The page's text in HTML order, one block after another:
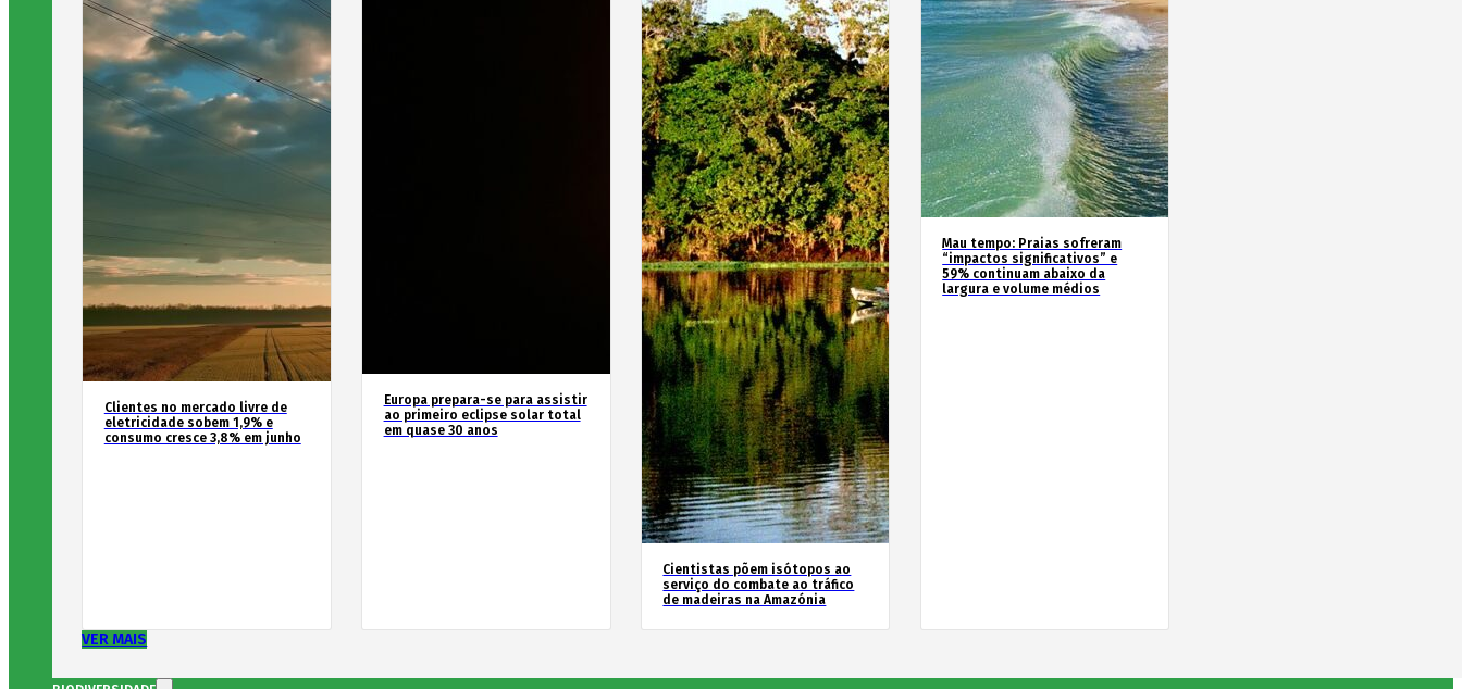
Clientes no mercado livre de
eletricidade sobem 1,9% e
consumo cresce 3,8% em junho
Europa prepara-se para assistir
ao primeiro eclipse solar total
em quase 30 anos
Cientistas põem isótopos ao
serviço do combate ao tráfico
de madeiras na Amazónia
Mau tempo: Praias sofreram
“impactos significativos” e
59% continuam abaixo da
largura e volume médios
VER MAIS